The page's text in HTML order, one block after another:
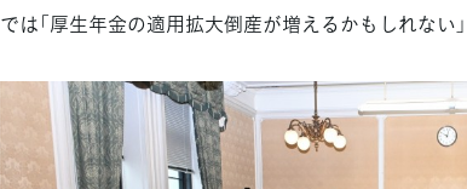
では「厚生年金の適用拡大倒産が増えるかもしれない